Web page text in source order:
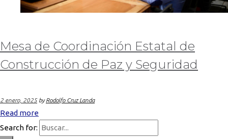
Mesa de Coordinación Estatal de
Construcción de Paz y Seguridad
2 enero, 2025 byRodolfo Cruz Landa
Read more
Search for: